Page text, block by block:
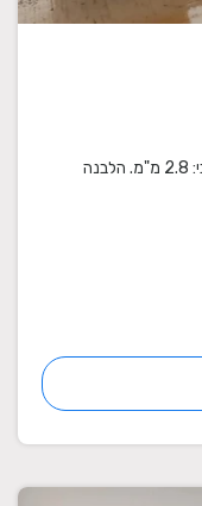
תמונה אישית, על לבנת עץ. גודל: 20X15. עובי: 2.8 מ"מ. הלבנה